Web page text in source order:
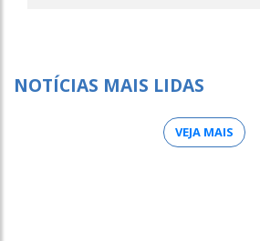
NOTÍCIAS MAIS LIDAS
VEJA MAIS